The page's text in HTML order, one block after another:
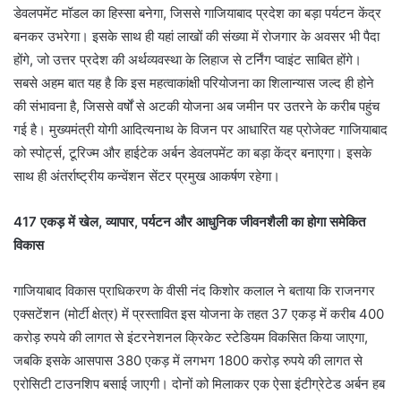
डेवलपमेंट मॉडल का हिस्सा बनेगा, जिससे गाजियाबाद प्रदेश का बड़ा पर्यटन केंद्र
बनकर उभरेगा। इसके साथ ही यहां लाखों की संख्या में रोजगार के अवसर भी पैदा
होंगे, जो उत्तर प्रदेश की अर्थव्यवस्था के लिहाज से टर्निंग प्वाइंट साबित होंगे।
सबसे अहम बात यह है कि इस महत्वाकांक्षी परियोजना का शिलान्यास जल्द ही होने
की संभावना है, जिससे वर्षों से अटकी योजना अब जमीन पर उतरने के करीब पहुंच
गई है। मुख्यमंत्री योगी आदित्यनाथ के विजन पर आधारित यह प्रोजेक्ट गाजियाबाद
को स्पोर्ट्स, टूरिज्म और हाईटेक अर्बन डेवलपमेंट का बड़ा केंद्र बनाएगा। इसके
साथ ही अंतर्राष्ट्रीय कन्वेंशन सेंटर प्रमुख आकर्षण रहेगा।
417 एकड़ में खेल, व्यापार, पर्यटन और आधुनिक जीवनशैली का होगा समेकित
विकास
गाजियाबाद विकास प्राधिकरण के वीसी नंद किशोर कलाल ने बताया कि राजनगर
एक्सटेंशन (मोर्टी क्षेत्र) में प्रस्तावित इस योजना के तहत 37 एकड़ में करीब 400
करोड़ रुपये की लागत से इंटरनेशनल क्रिकेट स्टेडियम विकसित किया जाएगा,
जबकि इसके आसपास 380 एकड़ में लगभग 1800 करोड़ रुपये की लागत से
एरोसिटी टाउनशिप बसाई जाएगी। दोनों को मिलाकर एक ऐसा इंटीग्रेटेड अर्बन हब